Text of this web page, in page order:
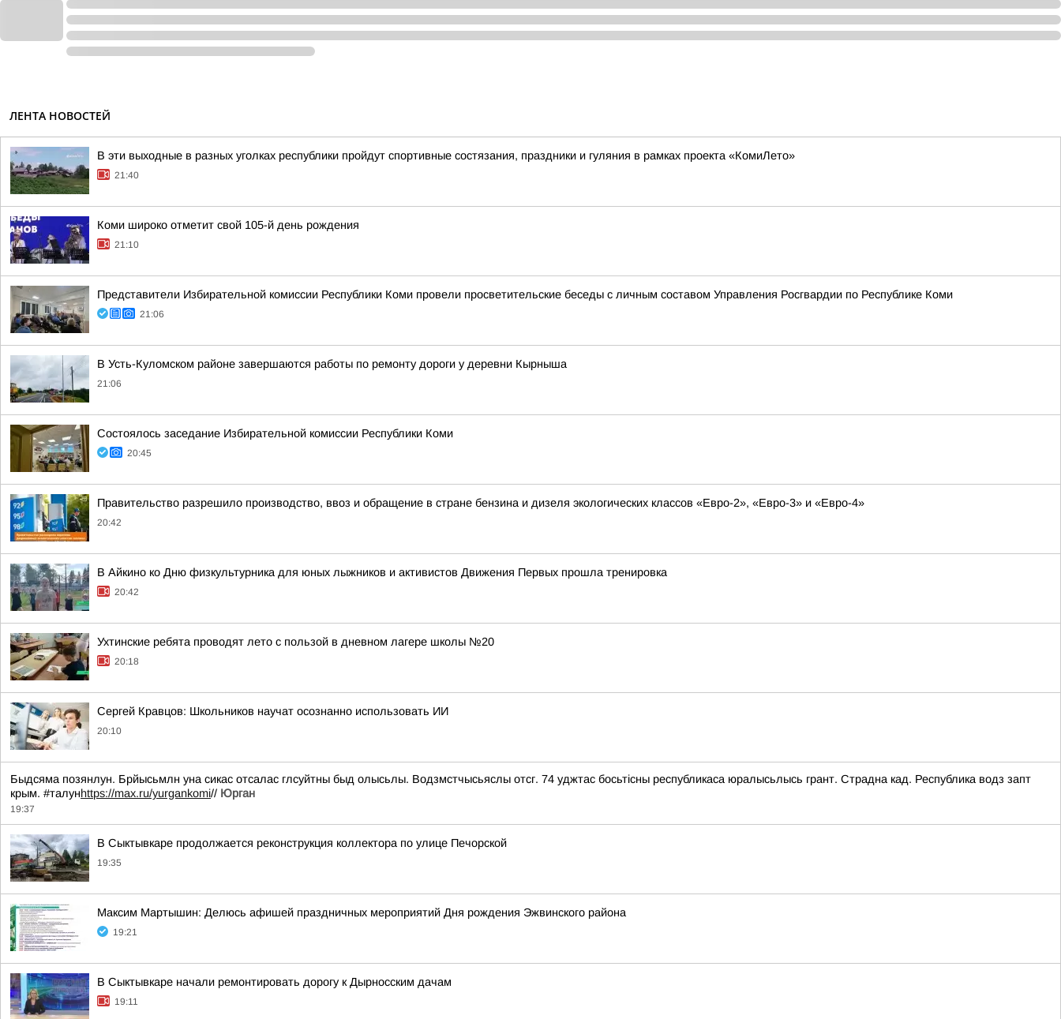
ЛЕНТА НОВОСТЕЙ
В эти выходные в разных уголках республики пройдут спортивные состязания, праздники и гуляния в рамках проекта «КомиЛето»
21:40
Коми широко отметит свой 105-й день рождения
21:10
Представители Избирательной комиссии Республики Коми провели просветительские беседы с личным составом Управления Росгвардии по Республике Коми
21:06
В Усть-Куломском районе завершаются работы по ремонту дороги у деревни Кырныша
21:06
Состоялось заседание Избирательной комиссии Республики Коми
20:45
Правительство разрешило производство, ввоз и обращение в стране бензина и дизеля экологических классов «Евро-2», «Евро-3» и «Евро-4»
20:42
В Айкино ко Дню физкультурника для юных лыжников и активистов Движения Первых прошла тренировка
20:42
Ухтинские ребята проводят лето с пользой в дневном лагере школы №20
20:18
Сергей Кравцов: Школьников научат осознанно использовать ИИ
20:10
Быдсяма позянлун. Брйысьмлн уна сикас отсалас глсуйтны быд олысьлы. Водзмстчысьяслы отсг. 74 уджтас босьтiсны республикаса юралысьлысь грант. Страдна кад. Республика водз запт
крым. #талунhttps://max.ru/yurgankomi// Юрган
19:37
В Сыктывкаре продолжается реконструкция коллектора по улице Печорской
19:35
Максим Мартышин: Делюсь афишей праздничных мероприятий Дня рождения Эжвинского района
19:21
В Сыктывкаре начали ремонтировать дорогу к Дырносским дачам
19:11